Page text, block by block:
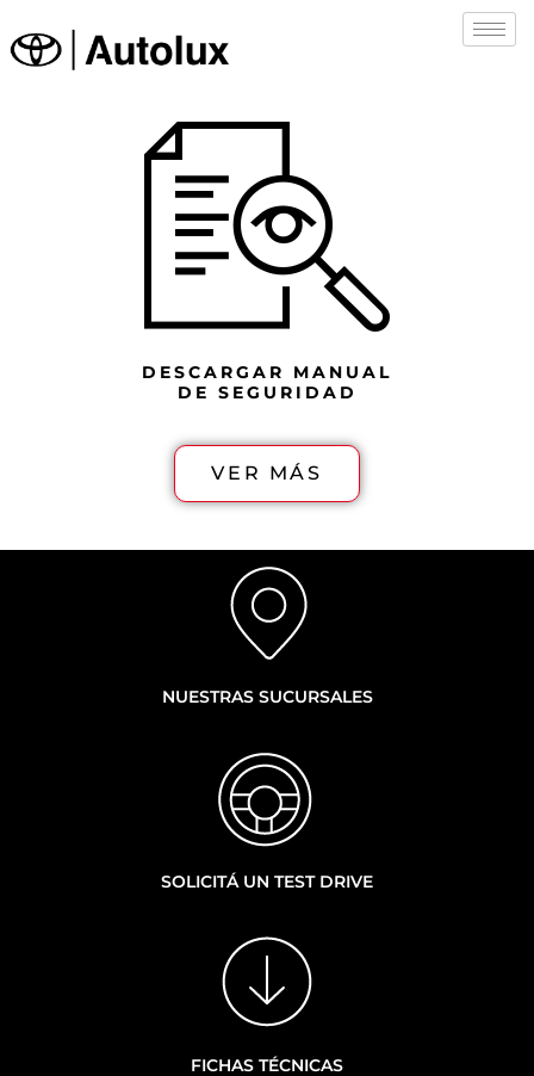
contenido
DESCARGAR MANUAL
DE SEGURIDAD
VER MÁS
NUESTRAS SUCURSALES
SOLICITÁ UN TEST DRIVE
FICHAS TÉCNICAS